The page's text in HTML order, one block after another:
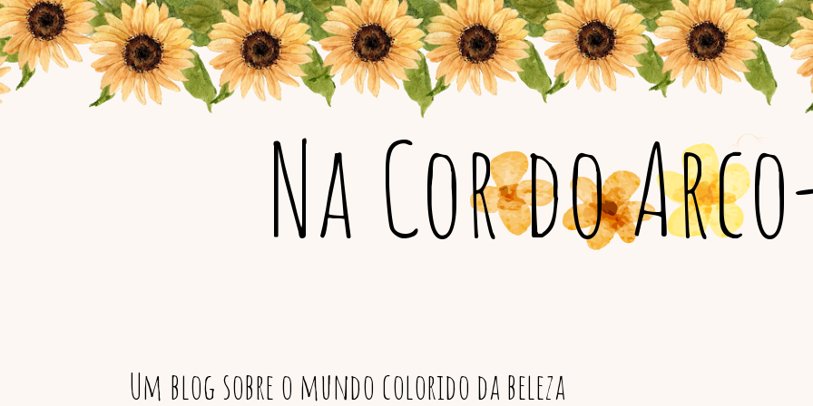
Na Cor do
Um blog sobre o mundo colorido da beleza